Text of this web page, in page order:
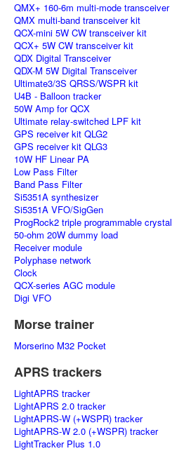
QMX+ 160-6m multi-mode transceiver
QMX multi-band transceiver kit
QCX-mini 5W CW transceiver kit
QCX+ 5W CW transceiver kit
QDX Digital Transceiver
QDX-M 5W Digital Transceiver
Ultimate3/3S QRSS/WSPR kit
U4B - Balloon tracker
50W Amp for QCX
Ultimate relay-switched LPF kit
GPS receiver kit QLG2
GPS receiver kit QLG3
10W HF Linear PA
Low Pass Filter
Band Pass Filter
Si5351A synthesizer
Si5351A VFO/SigGen
ProgRock2 triple programmable crystal
50-ohm 20W dummy load
Receiver module
Polyphase network
Clock
QCX-series AGC module
Digi VFO
Morse trainer
Morserino M32 Pocket
APRS trackers
LightAPRS tracker
LightAPRS 2.0 tracker
LightAPRS-W (+WSPR) tracker
LightAPRS-W 2.0 (+WSPR) tracker
LightTracker Plus 1.0